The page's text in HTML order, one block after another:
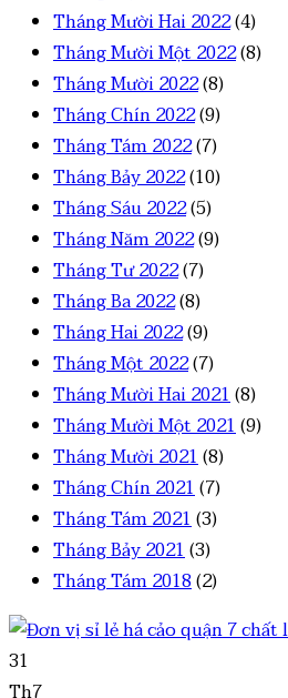
Tháng Mười Hai 2022(4)
Tháng Mười Một 2022(8)
Tháng Mười 2022(8)
Tháng Chín 2022(9)
Tháng Tám 2022(7)
Tháng Bảy 2022(10)
Tháng Sáu 2022(5)
Tháng Năm 2022(9)
Tháng Tư 2022(7)
Tháng Ba 2022(8)
Tháng Hai 2022(9)
Tháng Một 2022(7)
Tháng Mười Hai 2021(8)
Tháng Mười Một 2021(9)
Tháng Mười 2021(8)
Tháng Chín 2021(7)
Tháng Tám 2021(3)
Tháng Bảy 2021(3)
Tháng Tám 2018(2)
31